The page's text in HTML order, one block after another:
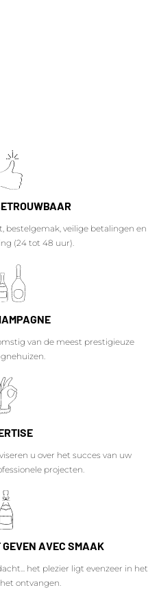
bestelgemak, veilige betalingen en
(24 tot 48 uur).
van de meest prestigieuze
u over het succes van uw
projecten.
GEVEN AVEC SMAAK
het plezier ligt evenzeer in het
ontvangen.